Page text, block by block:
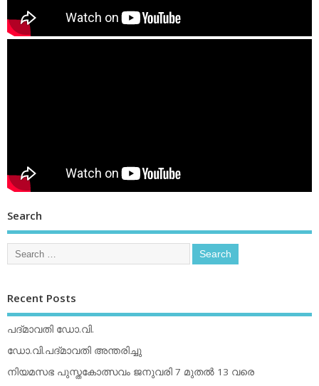
Search
Recent Posts
പദ്മാവതി ഡോ.വി.
ഡോ.വി.പദ്മാവതി അന്തരിച്ചു
നിയമസഭ പുസ്തകോത്സവം ജനുവരി 7 മുതല്‍ 13 വരെ